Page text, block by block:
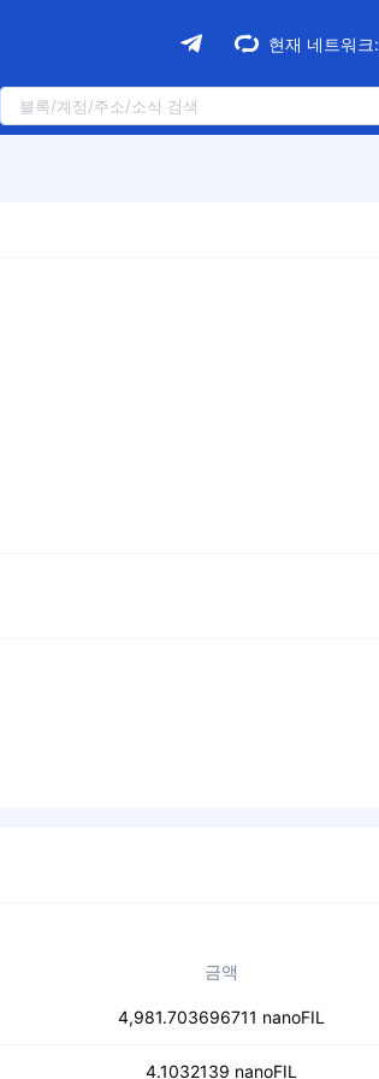
현재 네트워크:
금액
4,981.703696711 nanoFIL
4.1032139 nanoFIL